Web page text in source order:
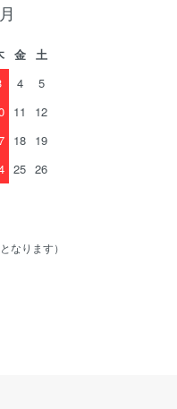
金
土
4
5
11
12
18 19
25 26
なります）